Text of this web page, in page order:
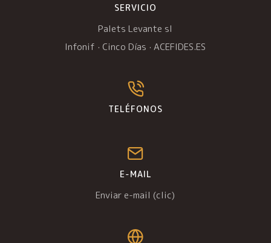
SERVICIO
Palets Levante sl
Infonif ·Cinco Días ·ACEFIDES.ES
TELÉFONOS
E-MAIL
Enviar e-mail (clic)